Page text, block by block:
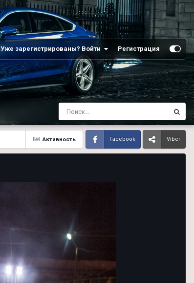
Уже зарегистрированы? Войти Регистрация
Активность Facebook Viber